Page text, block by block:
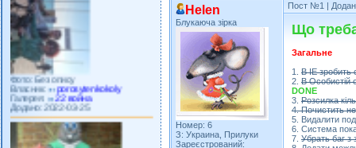
Фото: Без опису
Власник:
Галерея:
Додано: 2022-03-25
Helen
Блукаюча зірка
Номер: 6
З: Украина, Прилуки
Зареєстрований:
Пост №1 |
Що
Загальне
1. В ІЕ зробить
2. В Особистій
DONE
3. Розсилка
4. Почистить
5. Видалити
6. Система
7. Убрать баг з